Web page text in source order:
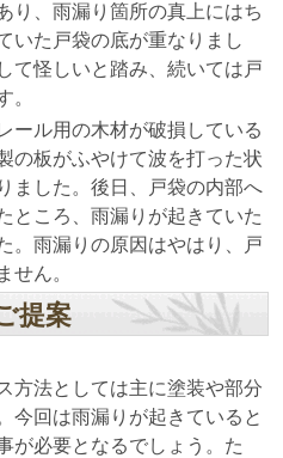
り、雨漏り箇所の真上にはち
いた戸袋の底が重なりまし
て怪しいと踏み、続いては戸
。
ール用の木材が破損している
の板がふやけて波を打った状
ました。後日、戸袋の内部へ
ところ、雨漏りが起きていた
。雨漏りの原因はやはり、戸
せん。
提案
方法としては主に塗装や部分
今回は雨漏りが起きていると
が必要となるでしょう。た